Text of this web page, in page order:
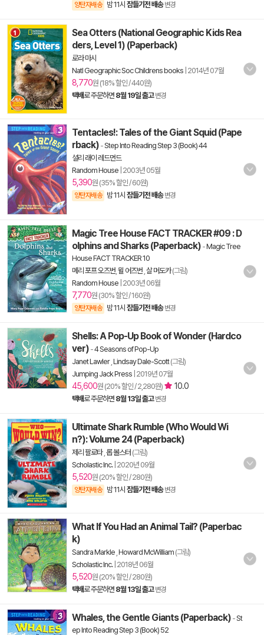
양탄자배송 밤 11시 잠들기전 배송 변경
Sea Otters (National Geographic Kids Rea
ders, Level 1) (Paperback)
로라 마시
Natl Geographic Soc Childrens books 2014년 07월
8,770원 (18% 할인 / 440원)
택배로 주문하면 8월 19일 출고 변경
Tentacles!: Tales of the Giant Squid (Pape
rback) -Step Into Reading Step 3 (Book) 44
셜리 래이 레드먼드
Random House 2003년 05월
5,390원 (35% 할인 / 60원)
양탄자배송 밤 11시 잠들기전 배송 변경
Magic Tree House FACT TRACKER #09 : D
olphins and Sharks (Paperback) -Magic Tree
House FACT TRACKER 10
메리 포프 오즈번 윌 어즈번 살 머도카(그림)
Random House 2003년 06월
7,770원 (30% 할인 / 160원)
양탄자배송 밤 11시 잠들기전 배송 변경
Shells: A Pop-Up Book of Wonder (Hardco
ver) -4 Seasons of Pop-Up
Janet Lawler, Lindsay Dale-Scott(그림)
Jumping Jack Press 2019년 07월
45,600원 (20% 할인 / 2,280원) 10.0
택배로 주문하면 8월 13일 출고 변경
Ultimate Shark Rumble (Who Would Wi
n?): Volume 24 (Paperback)
제리 팔로타, 롭 볼스터 (그림)
Scholastic Inc.| 2020년 09월
5,520원 (20% 할인 / 280원)
양탄자배송 밤 11시 잠들기전 배송 변경
What If You Had an Animal Tail? (Paperbac
k)
Sandra Markle Howard McWilliam (그림)
Scholastic Inc.| 2018년 06월
5,520원 (20% 할인 / 280원)
택배로 주문하면 8월 13일 출고 변경
Whales, the Gentle Giants (Paperback) -St
ep Into Reading Step 3 (Book) 52